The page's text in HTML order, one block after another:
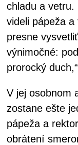
chladu a vetru.
videli pápeža a
presne
výnimočné:
prorocký
V jej osobnom
zostane ešte
pápeža a
obrátení